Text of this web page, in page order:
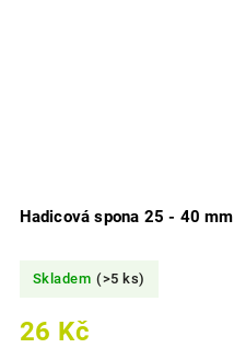
Hadicová spona 25 - 40 mm
Skladem (>5 ks)
26 Kč